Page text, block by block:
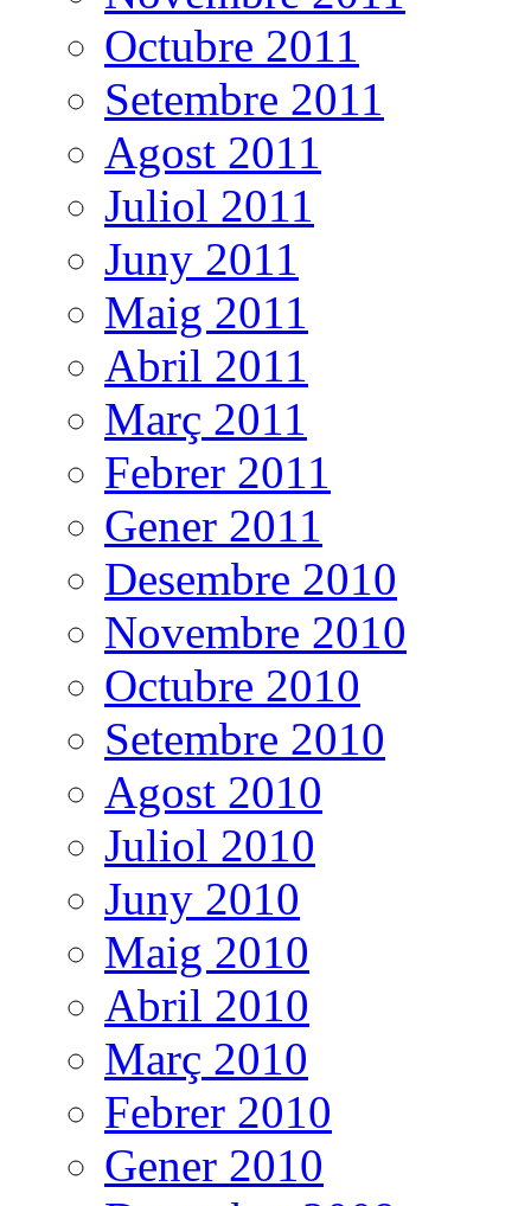
Octubre 2011
Setembre 2011
Agost 2011
Juliol 2011
Juny 2011
Maig 2011
Abril 2011
Març 2011
Febrer 2011
Gener 2011
Desembre 2010
Novembre 2010
Octubre 2010
Setembre 2010
Agost 2010
Juliol 2010
Juny 2010
Maig 2010
Abril 2010
Març 2010
Febrer 2010
Gener 2010